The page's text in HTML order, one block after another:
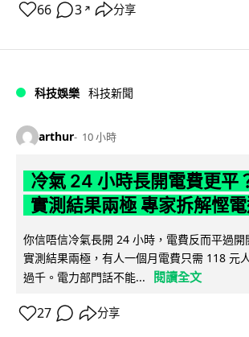
66 3 ↗ 分享
科技娛樂 科技新聞
arthur 10 小時
冷氣 24 小時長開電費更平
實測結果兩極 專家拆解慳
你信唔信冷氣長開 24 小時，電費反而平過開
實測結果兩極，有人一個月電費只需 118 元
過千。電力部門話不能...
閱讀全文
27 分享